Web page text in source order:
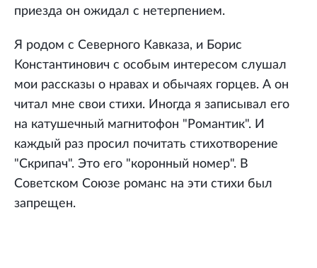
приезда он ожидал с нетерпением.
Я родом с Северного Кавказа, и Борис
Константинович с особым интересом слушал
мои рассказы о нравах и обычаях горцев. А он
читал мне свои стихи. Иногда я записывал его
на катушечный магнитофон "Романтик". И
каждый раз просил почитать стихотворение
"Скрипач". Это его "коронный номер". В
Советском Союзе романс на эти стихи был
запрещен.